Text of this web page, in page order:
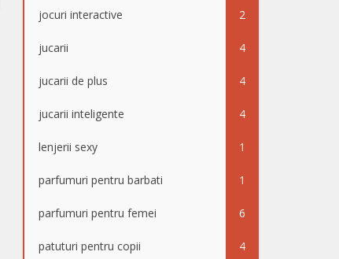
jocuri interactive 2
jucarii 4
jucarii de plus 4
jucarii inteligente 4
lenjerii sexy 1
parfumuri pentru barbati 1
parfumuri pentru femei 6
patuturi pentru copii 4